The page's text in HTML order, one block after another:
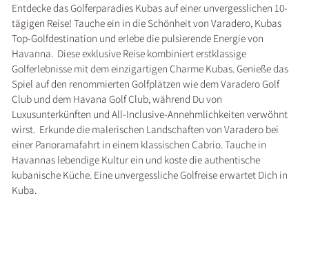
Entdecke das Golferparadies Kubas auf einer unvergesslichen 10-
tägigen Reise! Tauche ein in die Schönheit von Varadero, Kubas
Top-Golfdestination und erlebe die pulsierende Energie von
Havanna. Diese exklusive Reise kombiniert erstklassige
Golferlebnisse mit dem einzigartigen Charme Kubas. Genieße das
Spiel auf den renommierten Golfplätzen wie dem Varadero Golf
Club und dem Havana Golf Club, während Du von
Luxusunterkünften und All-Inclusive-Annehmlichkeiten verwöhnt
wirst. Erkunde die malerischen Landschaften von Varadero bei
einer Panoramafahrt in einem klassischen Cabrio. Tauche in
Havannas lebendige Kultur ein und koste die authentische
kubanische Küche. Eine unvergessliche Golfreise erwartet Dich in
Kuba.